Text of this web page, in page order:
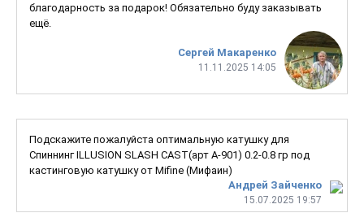
Сергей Макаренко
11.11.2025 14:05
благодарность за подарок! Обязательно буду заказывать
ещё.
Андрей Зайченко
15.07.2025 19:57
Подскажите пожалуйста оптимальную катушку для
Спиннинг ILLUSION SLASH CAST(арт A-901) 0.2-0.8 гр под
кастинговую катушку от Mifine (Мифаин)